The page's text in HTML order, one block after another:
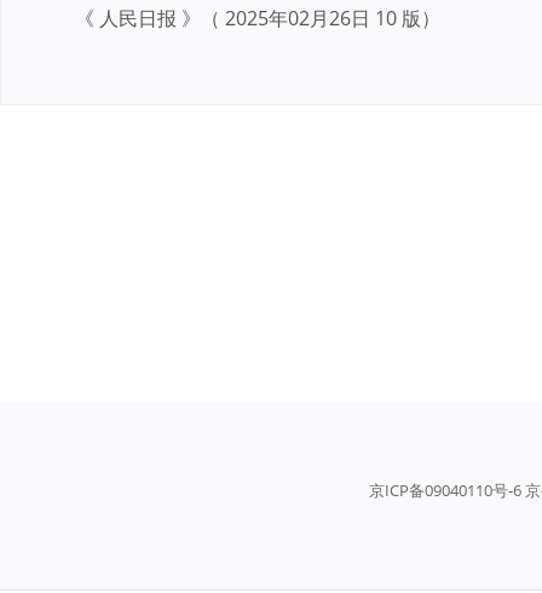
《 人民日报 》（ 2025年02月26日 10 版）
京ICP备09040110号-6